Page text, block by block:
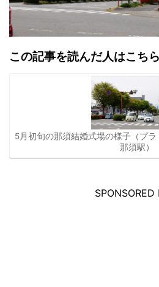
この記事を読んだ人はこち
5月初旬の那須結婚式場の様子（プラ
那須駅）
SPONSORED